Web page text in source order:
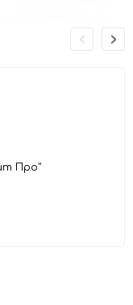
Про"